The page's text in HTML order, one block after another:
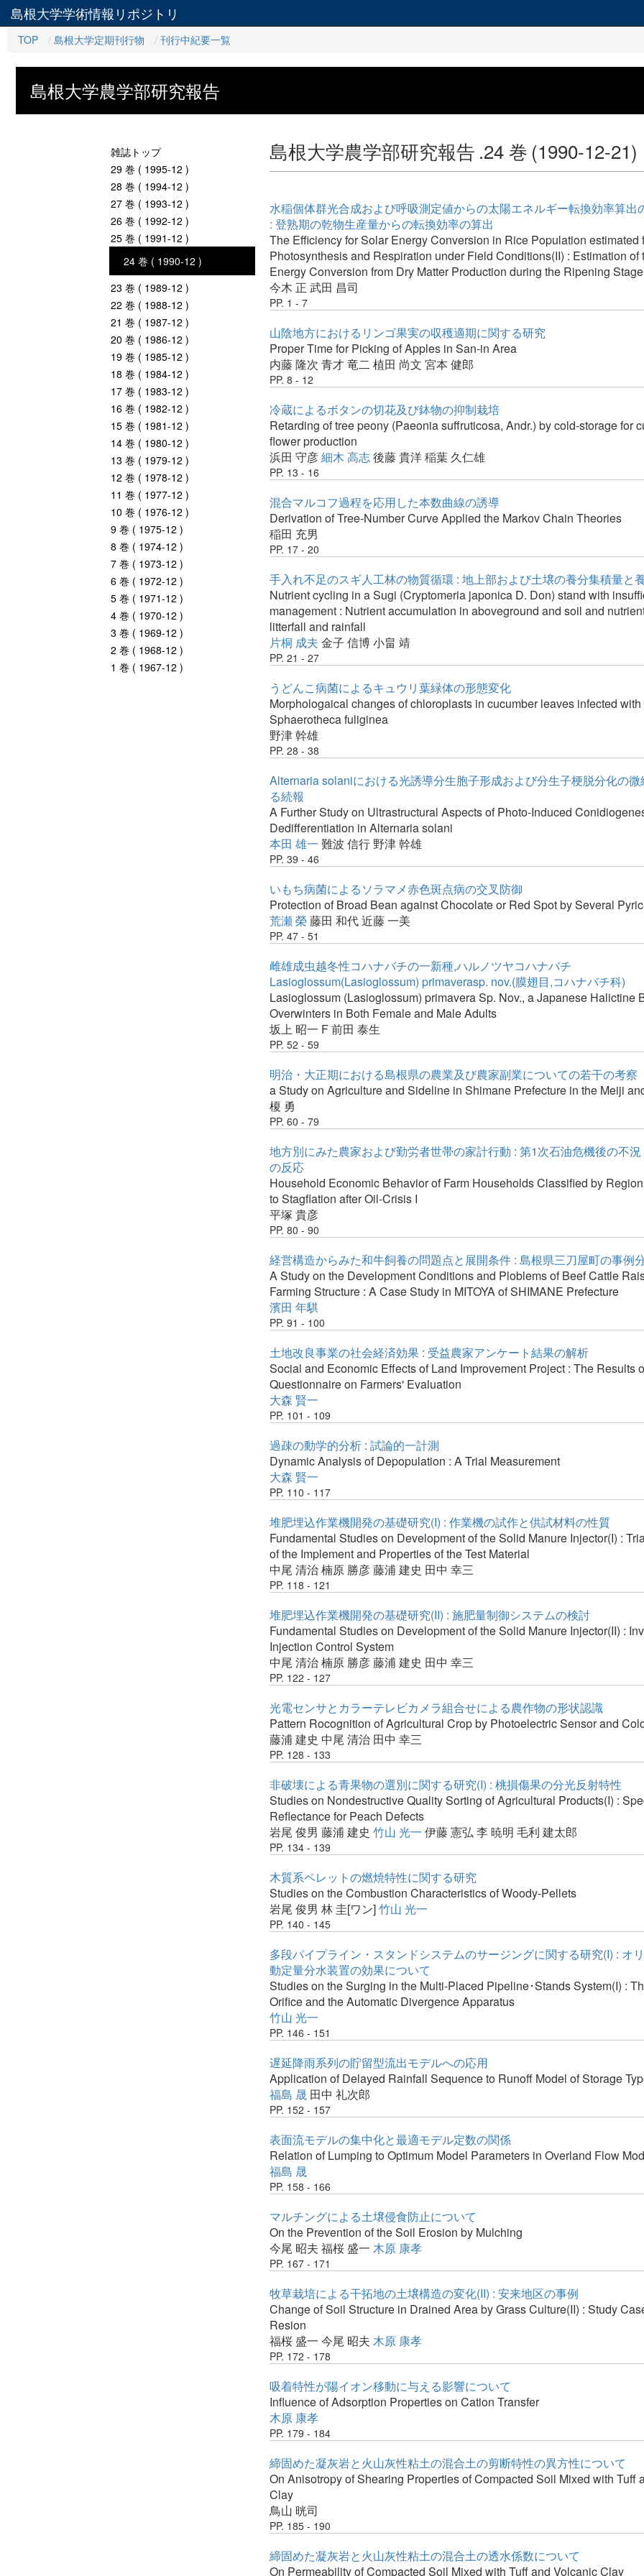
島根大学学術情報リポジトリ
TOP
島根大学定期刊行物 刊行中紀要一覧
島根大学農学部研究報告
雑誌トップ
29 巻 ( 1995-12 )
28 巻 ( 1994-12 )
27 巻 ( 1993-12 )
26 巻 ( 1992-12 )
25 巻 ( 1991-12 )
24 巻 ( 1990-12 )
23 巻 ( 1989-12 )
22 巻 ( 1988-12 )
21 巻 ( 1987-12 )
20 巻 ( 1986-12 )
19 巻 ( 1985-12 )
18 巻 ( 1984-12 )
17 巻 ( 1983-12 )
16 巻 ( 1982-12 )
15 巻 ( 1981-12 )
14 巻 ( 1980-12 )
13 巻 ( 1979-12 )
12 巻 ( 1978-12 )
11 巻 ( 1977-12 )
10 巻 ( 1976-12 )
9 巻 ( 1975-12 )
8 巻 ( 1974-12 )
7 巻 ( 1973-12 )
6 巻 ( 1972-12 )
5 巻 ( 1971-12 )
4 巻 ( 1970-12 )
3 巻 ( 1969-12 )
2 巻 ( 1968-12 )
1 巻 ( 1967-12 )
島根大学農学部研究報告 .24 巻 (1990-12-21)
水稲個体群光合成および呼吸測定値からの太陽エネルギー転換効率算出
: 登熟期の乾物生産量からの転換効率の算出
The Efficiency for Solar Energy Conversion in Rice Population estimated
Photosynthesis and Respiration under Field Conditions(II) : Estimation of
Energy Conversion from Dry Matter Production during the Ripening Stage
今木 正 武田 昌司
PP. 1 - 7
山陰地方におけるリンゴ果実の収穫適期に関する研究
Proper Time for Picking of Apples in San-in Area
内藤 隆次 青才 竜二 植田 尚文 宮本 健郎
PP. 8 - 12
冷蔵によるボタンの切花及び鉢物の抑制栽培
Retarding of tree peony (Paeonia suffruticosa, Andr.) by cold-storage for
flower production
浜田 守彦細木 高志後藤 貴洋稲葉 久仁雄
PP. 13 - 16
混合マルコフ過程を応用した本数曲線の誘導
Derivation of Tree-Number Curve Applied the Markov Chain Theories
稲田 充男
PP. 17 - 20
手入れ不足のスギ人工林の物質循環 : 地上部および土壌の養分集積量と
Nutrient cycling in a Sugi (Cryptomeria japonica D. Don) stand with
management : Nutrient accumulation in aboveground and soil and
litterfall and rainfall
片桐 成夫 金子 信博小畠 靖
PP. 21 - 27
うどんこ病菌によるキュウリ葉緑体の形態変化
Morphologaical changes of chloroplasts in cucumber leaves infected with
Sphaerotheca fuliginea
野津 幹雄
PP. 28 - 38
Alternaria solaniにおける光誘導分生胞子形成および分生子梗脱分化の微
る続報
A Further Study on Ultrastructural Aspects of Photo-Induced
Dedifferentiation in Alternaria solani
本田 雄一 難波 信行 野津 幹雄
PP. 39 - 46
いもち病菌によるソラマメ赤色斑点病の交叉防御
Protection of Broad Bean against Chocolate or Red Spot by Several
荒瀬 榮 藤田 和代近藤 一美
PP. 47 - 51
雌雄成虫越冬性コハナバチの一新種,ハルノツヤコハナバチ
Lasioglossum(Lasioglossum) primaverasp. nov.(膜翅目,コハナバチ科)
Lasioglossum (Lasioglossum) primavera Sp. Nov., a Japanese Halictine
Overwinters in Both Female and Male Adults
坂上 昭一 F前田 泰生
PP. 52 - 59
明治・大正期における島根県の農業及び農家副業についての若干の考察
a Study on Agriculture and Sideline in Shimane Prefecture in the Meiji
榎 勇
PP. 60 - 79
地方別にみた農家および勤労者世帯の家計行動 : 第1次石油危機後の不
の反応
Household Economic Behavior of Farm Households Classified by
to Stagflation after Oil-Crisis I
平塚 貴彦
PP. 80 - 90
経営構造からみた和牛飼養の問題点と展開条件 : 島根県三刀屋町の事例
A Study on the Development Conditions and Ploblems of Beef Cattle
Farming Structure : A Case Study in MITOYA of SHIMANE Prefecture
濱田 年騏
PP. 91 - 100
土地改良事業の社会経済効果 : 受益農家アンケート結果の解析
Social and Economic Effects of Land Improvement Project : The Results
Questionnaire on Farmers' Evaluation
大森 賢一
PP. 101 - 109
過疎の動学的分析 : 試論的一計測
Dynamic Analysis of Depopulation : A Trial Measurement
大森 賢一
PP. 110 - 117
堆肥埋込作業機開発の基礎研究(I) : 作業機の試作と供試材料の性質
Fundamental Studies on Development of the Solid Manure Injector(I) :
of the Implement and Properties of the Test Material
中尾 清治楠原 勝彦藤浦 建史 田中 幸三
PP. 118 - 121
堆肥埋込作業機開発の基礎研究(II) : 施肥量制御システムの検討
Fundamental Studies on Development of the Solid Manure Injector(II) :
Injection Control System
中尾 清治楠原 勝彦藤浦 建史 田中 幸三
PP. 122 - 127
光電センサとカラーテレビカメラ組合せによる農作物の形状認識
Pattern Rocognition of Agricultural Crop by Photoelectric Sensor and
藤浦 建史 中尾 清治 田中 幸三
PP. 128 - 133
非破壊による青果物の選別に関する研究(I) : 桃損傷果の分光反射特性
Studies on Nondestructive Quality Sorting of Agricultural Products(I) :
Reflectance for Peach Defects
岩尾 俊男 藤浦 建史 竹山 光一 伊藤 憲弘 李 暁明 毛利 建太郎
PP. 134 - 139
木質系ペレットの燃焼特性に関する研究
Studies on the Combustion Characteristics of Woody-Pellets
岩尾 俊男 林 圭[ワン]竹山 光一
PP. 140 - 145
多段パイプライン・スタンドシステムのサージングに関する研究(I) : オ
動定量分水装置の効果について
Studies on the Surging in the Multi-Placed Pipeline･Stands System(I) :
Orifice and the Automatic Divergence Apparatus
竹山 光一
PP. 146 - 151
遅延降雨系列の貯留型流出モデルへの応用
Application of Delayed Rainfall Sequence to Runoff Model of Storage
福島 晟 田中 礼次郎
PP. 152 - 157
表面流モデルの集中化と最適モデル定数の関係
Relation of Lumping to Optimum Model Parameters in Overland Flow
福島 晟
PP. 158 - 166
マルチングによる土壌侵食防止について
On the Prevention of the Soil Erosion by Mulching
今尾 昭夫 福桜 盛一 木原 康孝
PP. 167 - 171
牧草栽培による干拓地の土壌構造の変化(II) : 安来地区の事例
Change of Soil Structure in Drained Area by Grass Culture(II) : Study
Resion
福桜 盛一 今尾 昭夫 木原 康孝
PP. 172 - 178
吸着特性が陽イオン移動に与える影響について
Influence of Adsorption Properties on Cation Transfer
木原 康孝
PP. 179 - 184
締固めた凝灰岩と火山灰性粘土の混合土の剪断特性の異方性について
On Anisotropy of Shearing Properties of Compacted Soil Mixed with Tuff
Clay
鳥山 晄司
PP. 185 - 190
締固めた凝灰岩と火山灰性粘土の混合土の透水係数について
On Permeability of Compacted Soil Mixed with Tuff and Volcanic Clay